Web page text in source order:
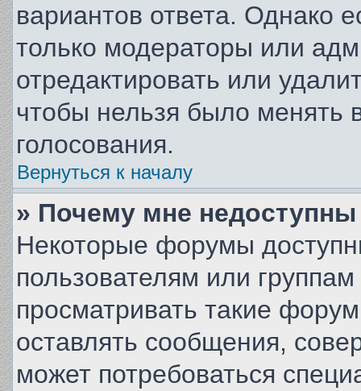
вариантов ответа. Однако
только модераторы или
отредактировать или
чтобы нельзя было менять
голосования.
Вернуться к началу
» Почему мне
Некоторые форумы
пользователям или
просматривать такие
оставлять сообщения,
может потребоваться